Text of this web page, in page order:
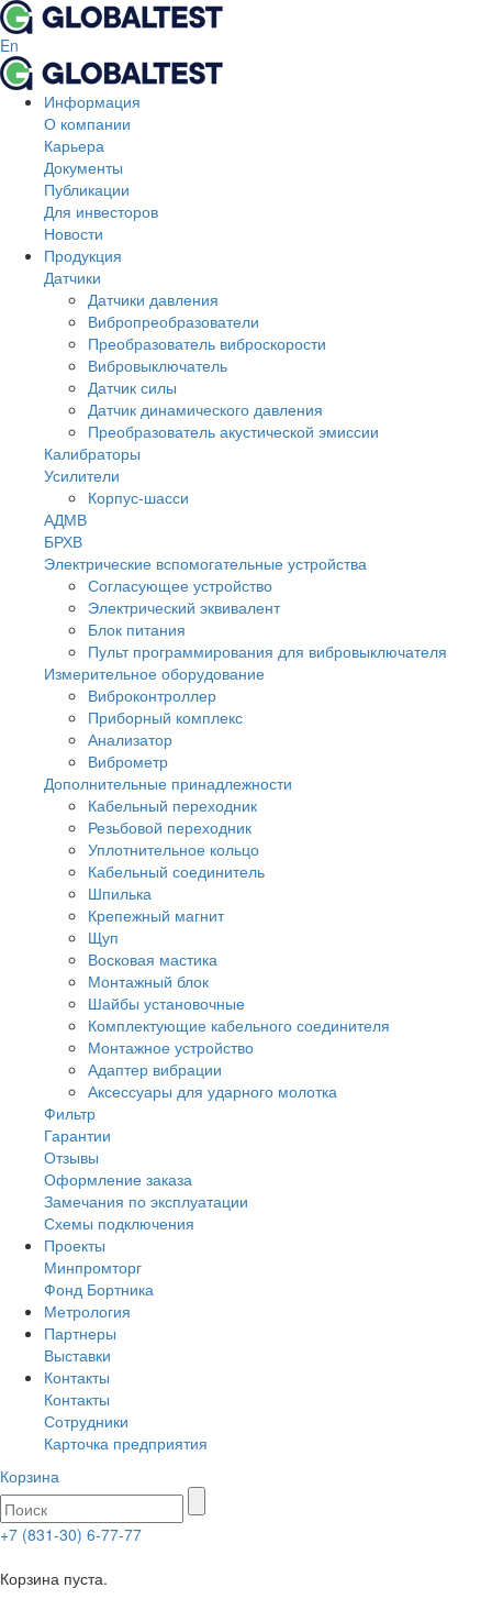
En
Информация
О компании
Карьера
Документы
Публикации
Для инвесторов
Новости
Продукция
Датчики
Датчики давления
Вибропреобразователи
Преобразователь виброскорости
Вибровыключатель
Датчик силы
Датчик динамического давления
Преобразователь акустической эмиссии
Калибраторы
Усилители
Корпус-шасси
АДМВ
БРХВ
Электрические вспомогательные устройства
Согласующее устройство
Электрический эквивалент
Блок питания
Пульт программирования для вибровыключателя
Измерительное оборудование
Виброконтроллер
Приборный комплекс
Анализатор
Виброметр
Дополнительные принадлежности
Кабельный переходник
Резьбовой переходник
Уплотнительное кольцо
Кабельный соединитель
Шпилька
Крепежный магнит
Щуп
Восковая мастика
Монтажный блок
Шайбы установочные
Комплектующие кабельного соединителя
Монтажное устройство
Адаптер вибрации
Аксессуары для ударного молотка
Фильтр
Гарантии
Отзывы
Оформление заказа
Замечания по эксплуатации
Схемы подключения
Проекты
Минпромторг
Фонд Бортника
Метрология
Партнеры
Выставки
Контакты
Контакты
Сотрудники
Карточка предприятия
Корзина
+7 (831-30) 6-77-77
Корзина пуста.